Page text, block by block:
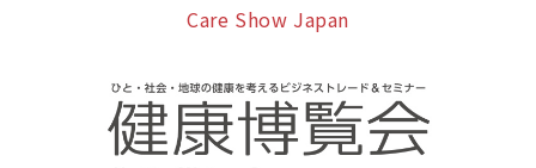
Care Show Japan